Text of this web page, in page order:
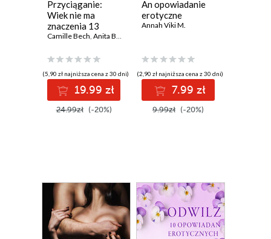
Przyciąganie:
Wiek nie ma
znaczenia 13
opowiadań
Camille Bech, Anita Bang
(5,90 zł najniższa cena z 30 dni)
19.99 zł
24.99zł (-20%)
An opowiadanie
erotyczne
Annah Viki M.
(2,90 zł najniższa cena z 30 dni)
7.99 zł
9.99zł (-20%)